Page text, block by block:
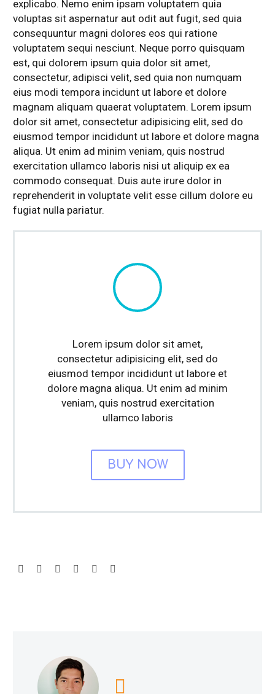
explicabo. Nemo enim ipsam voluptatem quia
voluptas sit aspernatur aut odit aut fugit, sed quia
consequuntur magni dolores eos qui ratione
voluptatem sequi nesciunt. Neque porro quisquam
est, qui dolorem ipsum quia dolor sit amet,
consectetur, adipisci velit, sed quia non numquam
eius modi tempora incidunt ut labore et dolore
magnam aliquam quaerat voluptatem. Lorem ipsum
dolor sit amet, consectetur adipisicing elit, sed do
eiusmod tempor incididunt ut labore et dolore magna
aliqua. Ut enim ad minim veniam, quis nostrud
exercitation ullamco laboris nisi ut aliquip ex ea
commodo consequat. Duis aute irure dolor in
reprehenderit in voluptate velit esse cillum dolore eu
fugiat nulla pariatur.
Lorem ipsum dolor sit amet,
consectetur adipisicing elit, sed do
eiusmod tempor incididunt ut labore et
dolore magna aliqua. Ut enim ad minim
veniam, quis nostrud exercitation
ullamco laboris
BUY NOW